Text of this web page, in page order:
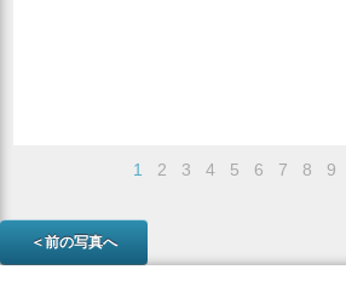
1 2 3 4 5 6 7 8 9
＜前の写真へ